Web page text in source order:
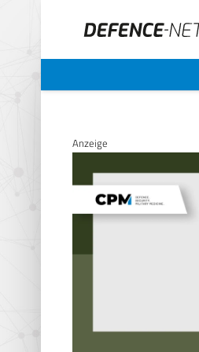
Anzeige